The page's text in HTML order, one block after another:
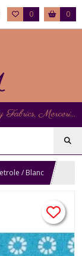
0 0
Boutique en ligne de Tissus Patchwork, Liberty Fabrics, Mercerie et Matériel de Point de Croix
/ Blanc